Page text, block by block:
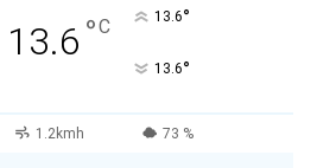
13.6 °C 13.6°
13.6°
1.2kmh 73 %